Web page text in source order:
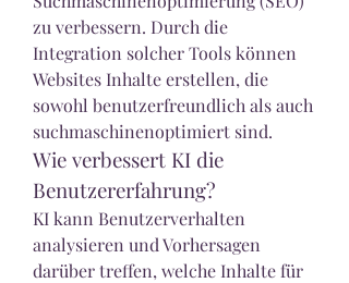
zu verbessern. Durch die
Integration solcher Tools können
Websites Inhalte erstellen, die
sowohl benutzerfreundlich als auch
suchmaschinenoptimiert sind.
Wie verbessert KI die
Benutzererfahrung?
KI kann Benutzerverhalten
analysieren und Vorhersagen
darüber treffen, welche Inhalte für